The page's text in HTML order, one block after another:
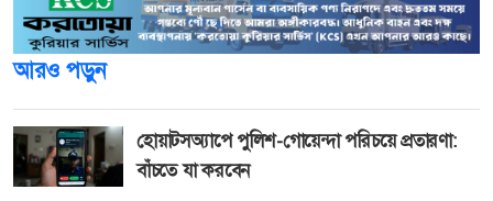
আরও পড়ুন
হোয়াটসঅ্যাপে পুলিশ-গোয়েন্দা পরিচয়ে প্রতারণা:
বাঁচতে যা করবেন